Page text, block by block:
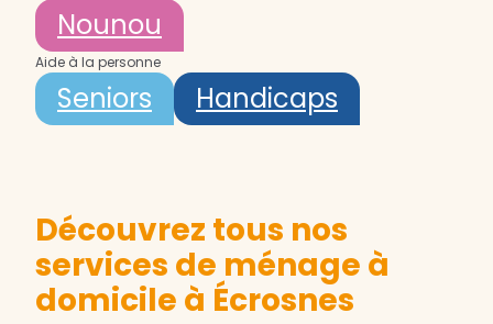
Nounou
Aide à la personne
Seniors Handicaps
Découvrez tous nos
services de ménage à
domicile à Écrosnes